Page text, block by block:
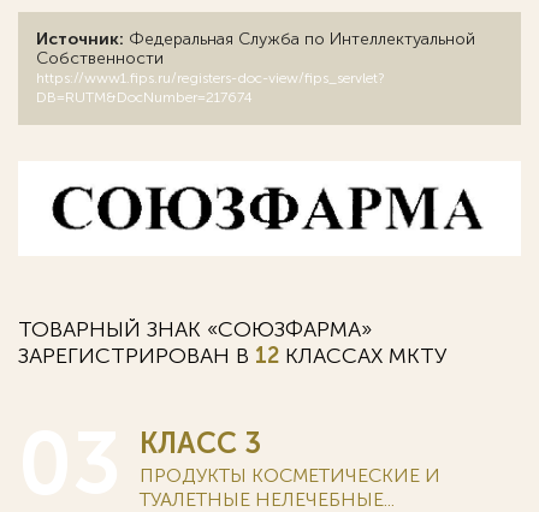
Источник: Федеральная Служба по Интеллектуальной
Собственности
https://www1.fips.ru/registers-doc-view/fips_servlet?
DB=RUTM&DocNumber=217674
ТОВАРНЫЙ ЗНАК «СОЮЗФАРМА»
ЗАРЕГИСТРИРОВАН В 12 КЛАССАХ MKTУ
КЛАСС 3
ПРОДУКТЫ КОСМЕТИЧЕСКИЕ И
ТУАЛЕТНЫЕ НЕЛЕЧЕБНЫЕ...